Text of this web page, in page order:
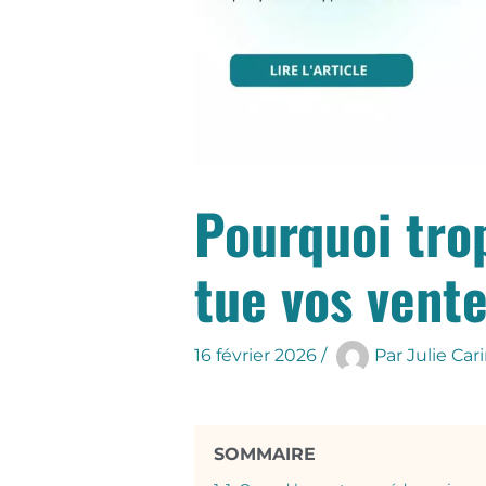
Pourquoi
tue vos
16 février 2026 / Par Julie
SOMMAIRE